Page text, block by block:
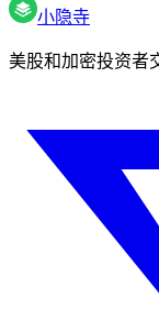
小隐寺
美股和加密投资者